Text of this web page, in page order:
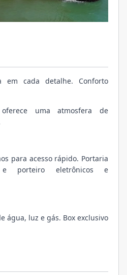
em cada detalhe. Conforto
uma atmosfera de
para acesso rápido. Portaria
porteiro eletrônicos e
água, luz e gás. Box exclusivo